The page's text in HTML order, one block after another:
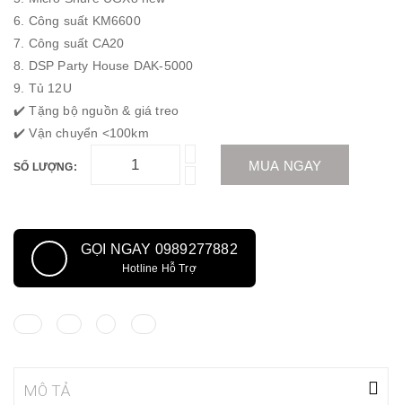
6. Công suất KM6600
7. Công suất CA20
8. DSP Party House DAK-5000
9. Tủ 12U
✔️ Tặng bộ nguồn & giá treo
✔️ Vận chuyển <100km
SỐ LƯỢNG: MUA NGAY
GỌI NGAY 0989277882
Hotline Hỗ Trợ
MÔ TẢ